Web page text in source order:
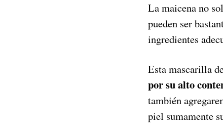
La maicena no
pueden ser
ingredientes
Esta mascarilla
por su alto
también
piel sumamente